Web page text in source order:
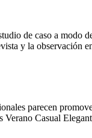
de caso a
y la observación
parecen
Casual